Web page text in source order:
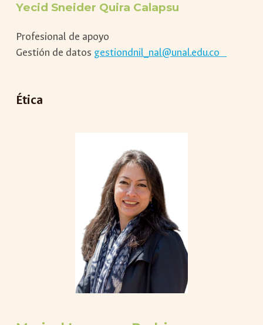
Yecid Sneider Quira Calapsu
Profesional de apoyo
Gestión de datos gestiondnil_nal@unal.edu.co
Ética